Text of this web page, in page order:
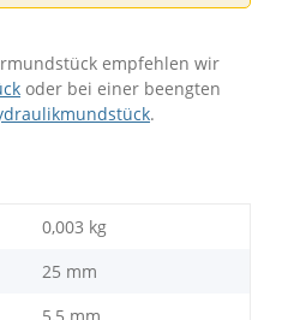
empfehlen wir
oder bei einer beengten
.
0,003 kg
25 mm